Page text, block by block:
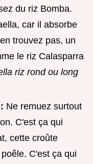
du riz Bomba.
car il absorbe
trouvez pas, un
le riz Calasparra
riz rond ou long
Ne remuez surtout
C'est ça qui
cette croûte
C'est ça qui